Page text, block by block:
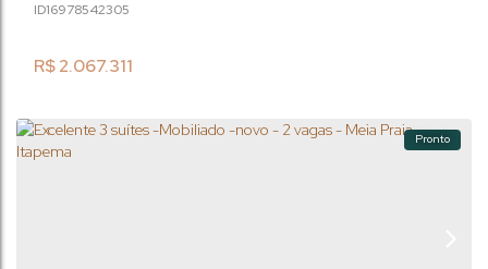
R$2.067.311
2305
1697854
momentos com família e amigos. As suítes
acabamentos de alto padrão, persianas...
Pronto